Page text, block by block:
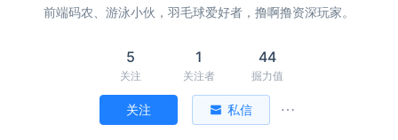
前端码农、游泳小伙，羽毛球爱好者，撸啊撸资深玩家。
5
关注
1
关注者
44
掘力值
关注 私信